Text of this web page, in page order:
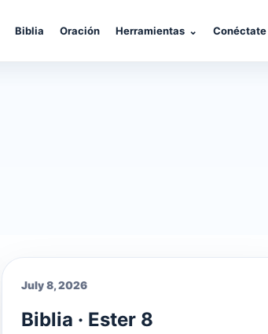
Biblia Oración Herramientas ⌄ Conéctate
July 8, 2026
Biblia · Ester 8